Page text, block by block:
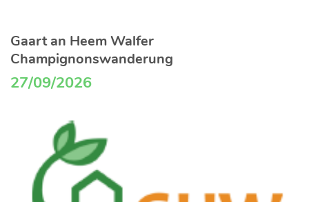
Gaart an Heem Walfer
Champignonswanderung
27/09/2026